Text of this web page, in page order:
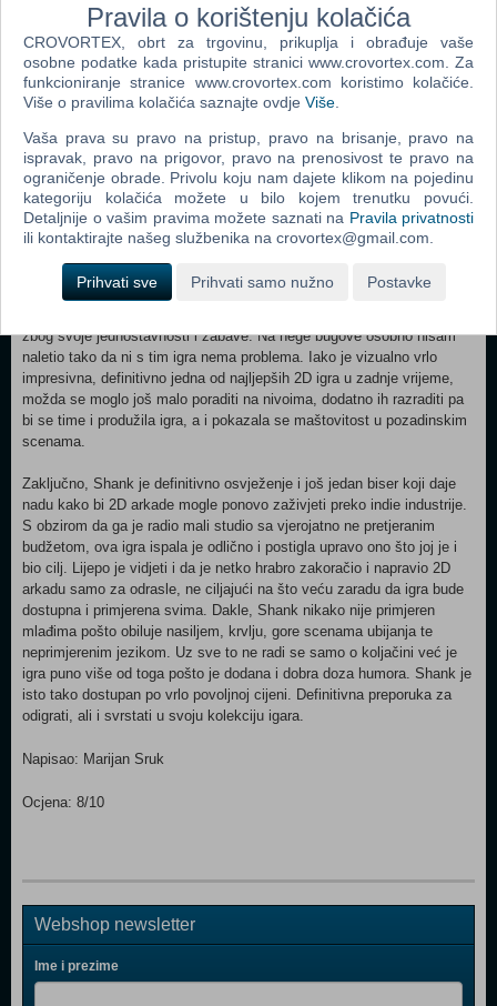
kriminalac koji kreće na osvetnički pohod nakon što kriminalna
organizacija za koju je radio smakne ljubav njegova nasilnog života.
Svi su pretpostavili kako je i on mrtav no uskoro će ih sam Shank
osobno razuvjeriti. Shank se tokom igre probija kroz organizaciju do
samog glavnog lika odgovornog za smrt njegove drage.
Negativne strane? Nema ih mnogo, a i one koje jesu je zapravo vrlo
teško izbjeći u ovom žanru. Tu bi se najprije nametnulo ponavljanje,
borbe koje se kroz cijeli game ne mijenjaju. No ne znam kako
napraviti beat them up arkadu koja ne bi patila od tog minusa. Iako je
činjenica da je taj dio igre repetativan, svejedno ne oduzima igri na
zabavi. Priča je mogla biti bolja no onda bi se opet smanjio ugođaj
"jeftinog" nasilja, otrcanosti i svega ostaloga što je zapravo i bio cilj
ove igre. Kao definitivni minus je dužina igre koja je meni osobno
zbog svoje jednostavnosti i zabave. Na nege bugove osobno nisam
naletio tako da ni s tim igra nema problema. Iako je vizualno vrlo
impresivna, definitivno jedna od najljepših 2D igra u zadnje vrijeme,
možda se moglo još malo poraditi na nivoima, dodatno ih razraditi pa
bi se time i produžila igra, a i pokazala se maštovitost u pozadinskim
scenama.
Zaključno, Shank je definitivno osvježenje i još jedan biser koji daje
nadu kako bi 2D arkade mogle ponovo zaživjeti preko indie industrije.
S obzirom da ga je radio mali studio sa vjerojatno ne pretjeranim
budžetom, ova igra ispala je odlično i postigla upravo ono što joj je i
bio cilj. Lijepo je vidjeti i da je netko hrabro zakoračio i napravio 2D
arkadu samo za odrasle, ne ciljajući na što veću zaradu da igra bude
dostupna i primjerena svima. Dakle, Shank nikako nije primjeren
mlađima pošto obiluje nasiljem, krvlju, gore scenama ubijanja te
neprimjerenim jezikom. Uz sve to ne radi se samo o koljačini već je
igra puno više od toga pošto je dodana i dobra doza humora. Shank je
isto tako dostupan po vrlo povoljnoj cijeni. Definitivna preporuka za
odigrati, ali i svrstati u svoju kolekciju igara.
Napisao: Marijan Sruk
Ocjena: 8/10
Webshop newsletter
Ime i prezime
Pravila o korištenju kolačića
CROVORTEX, obrt za trgovinu, prikuplja i obrađuje vaše
osobne podatke kada pristupite stranici www.crovortex.com. Za
funkcioniranje stranice www.crovortex.com koristimo kolačiće.
Više o pravilima kolačića saznajte ovdje Više
Vaša prava su pravo na pristup, pravo na brisanje, pravo na
ispravak, pravo na prigovor, pravo na prenosivost te pravo na
ograničenje obrade. Privolu koju nam dajete klikom na pojedinu
kategoriju kolačića možete u bilo kojem trenutku povući.
Detaljnije o vašim pravima možete saznati na Pravila privatnosti
ili kontaktirajte našeg službenika na crovortex@gmail.com.
Prihvati sve Prihvati samo nužno Postavke